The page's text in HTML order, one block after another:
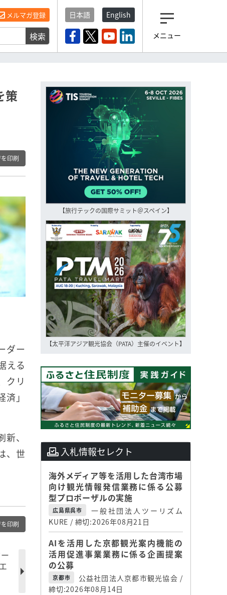
メルマガ登録
検索
日本語 English
メニュー
策
印刷
ダー
える
クリ
」
、
、世
印刷
【旅行テックの国際サミット＠スペイン】
【太平洋アジア観光協会（PATA）主催のイベント】
入札情報セレクト
海外メディア等を活用した台湾市場
向け観光情報発信業務に係る公募
型プロポーザルの実施
広島県呉市
一般社団法人ツーリズム
KURE / 締切:2026年08月21日
AIを活用した京都観光案内機能の
活用促進事業業務に係る企画提案
の公募
京都市
公益社団法人京都市観光協会 /
締切:2026年08月14日
観光産業ニュース「トラベ
登録済みですよね？
もし未だ登録していないなら…
いますぐ登録する